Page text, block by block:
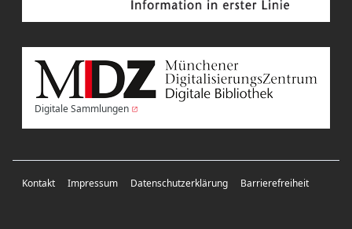
Digitale Sammlungen
Kontakt Impressum Datenschutzerklärung Barrierefreiheit